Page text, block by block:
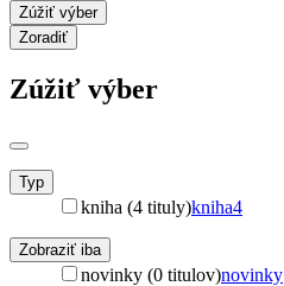
Zúžiť výber
Zoradiť
Zúžiť výber
Typ
kniha (4 tituly)kniha4
Zobraziť iba
novinky (0 titulov)novinky